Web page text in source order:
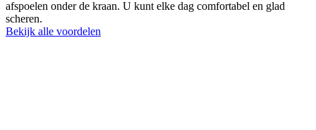
afspoelen onder de kraan. U kunt elke dag comfortabel en glad
scheren.
Bekijk alle voordelen